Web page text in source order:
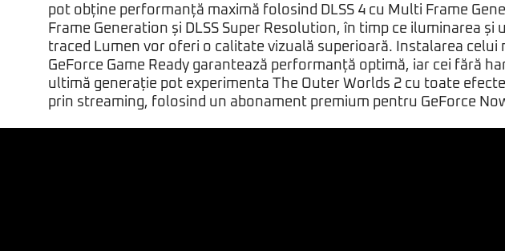
pot obține performanță maximă folosind DLSS 4 cu Multi Frame
Frame Generation și DLSS Super Resolution, în timp ce iluminarea și
traced Lumen vor oferi o calitate vizuală superioară. Instalarea celui
GeForce Game Ready garantează performanță optimă, iar cei fără
ultimă generație pot experimenta The Outer Worlds 2 cu toate
prin streaming, folosind un abonament premium pentru GeForce